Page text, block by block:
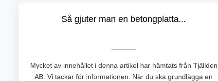
Så gjuter man en betongplatta...
Mycket av innehållet i denna artikel har hämtats från Tjällden
AB. Vi tackar för informationen. När du ska grundlägga en